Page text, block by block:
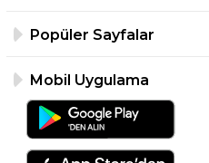
Popüler Sayfalar
Mobil Uygulama